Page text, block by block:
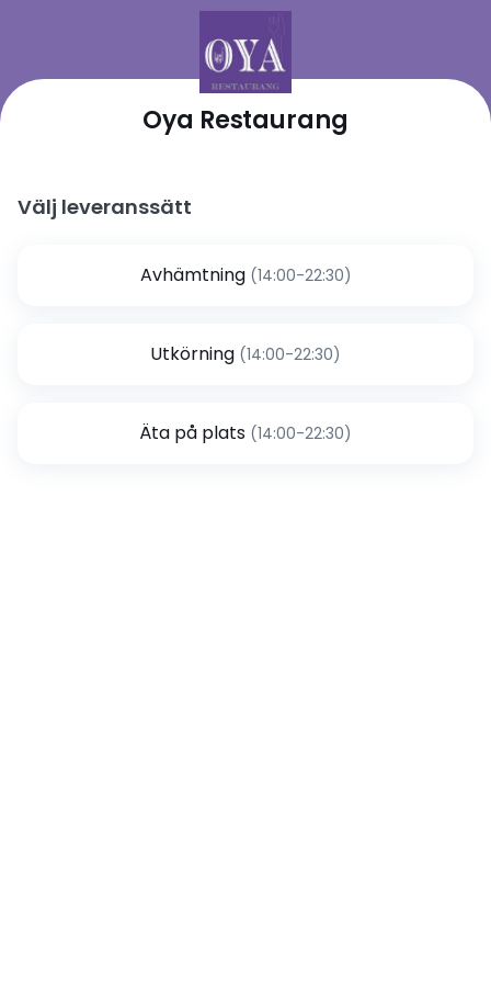
Oya Restaurang
Välj leveranssätt
Avhämtning(14:00-22:30)
Utkörning (14:00-22:30)
Äta på plats (14:00-22:30)